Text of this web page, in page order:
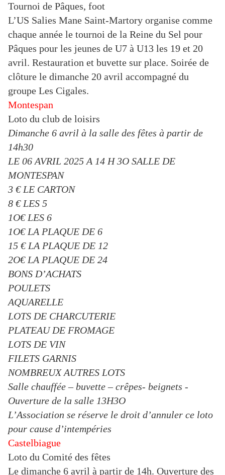
Tournoi de Pâques, foot
L’US Salies Mane Saint-Martory organise comme
chaque année le tournoi de la Reine du Sel pour
Pâques pour les jeunes de U7 à U13 les 19 et 20
avril. Restauration et buvette sur place. Soirée de
clôture le dimanche 20 avril accompagné du
groupe Les Cigales.
Montespan
Loto du club de loisirs
Dimanche 6 avril à la salle des fêtes à partir de
14h30
LE 06 AVRIL 2025 A 14 H 3O SALLE DE
MONTESPAN
3 € LE CARTON
8 € LES 5
1O€ LES 6
1O€ LA PLAQUE DE 6
15 € LA PLAQUE DE 12
2O€ LA PLAQUE DE 24
BONS D’ACHATS
POULETS
AQUARELLE
LOTS DE CHARCUTERIE
PLATEAU DE FROMAGE
LOTS DE VIN
FILETS GARNIS
NOMBREUX AUTRES LOTS
Salle chauffée – buvette – crêpes- beignets -
Ouverture de la salle 13H3O
L’Association se réserve le droit d’annuler ce loto
pour cause d’intempéries
Castelbiague
Loto du Comité des fêtes
Le dimanche 6 avril à partir de 14h. Ouverture des